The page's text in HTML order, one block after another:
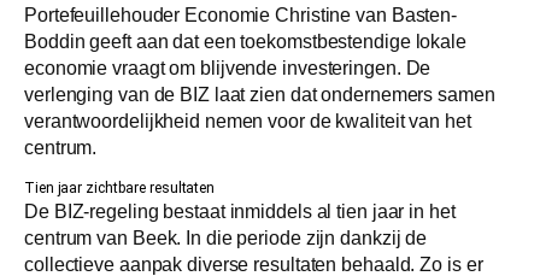
Portefeuillehouder Economie Christine van Basten-
Boddin geeft aan dat een toekomstbestendige lokale
economie vraagt om blijvende investeringen. De
verlenging van de BIZ laat zien dat ondernemers samen
verantwoordelijkheid nemen voor de kwaliteit van het
centrum.
Tien jaar zichtbare resultaten
De BIZ-regeling bestaat inmiddels al tien jaar in het
centrum van Beek. In die periode zijn dankzij de
collectieve aanpak diverse resultaten behaald. Zo is er